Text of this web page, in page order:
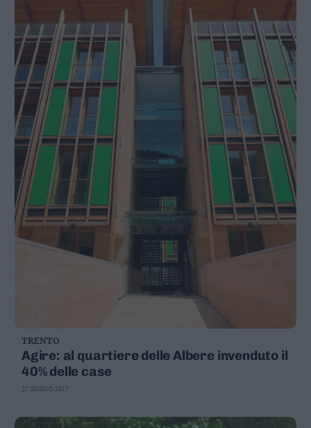
TRENTO
Agire: al quartiere delle Albere invenduto il
40% delle case
27 GIUGNO 2017